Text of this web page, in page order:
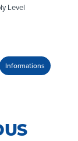
Level